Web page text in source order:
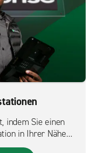
indem Sie einen
in Ihrer Nähe